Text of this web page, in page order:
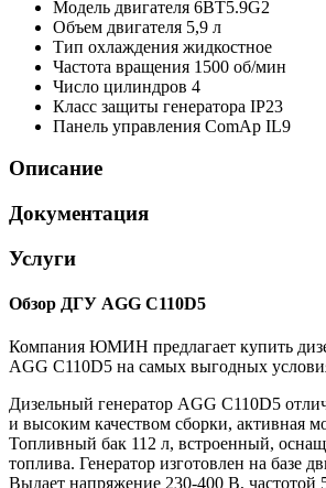
Модель двигателя 6BT5.9G2
Объем двигателя 5,9 л
Тип охлаждения жидкостное
Частота вращения 1500 об/мин
Число цилиндров 4
Класс защиты генератора IP23
Панель управления ComAp IL9
Описание
Документация
Услуги
Обзор ДГУ AGG C110D5
Компания ЮМИН предлагает купить
AGG C110D5 на самых выгодных
Дизельный генератор AGG C110D5
и высоким качеством сборки, активная
Топливный бак 112 л, встроенный,
топлива. Генератор изготовлен на базе
Выдает напряжение 230-400 В, частотой